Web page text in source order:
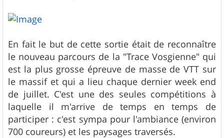
En fait le but de cette sortie était de reconnaître
le nouveau parcours de la "Trace Vosgienne" qui
est la plus grosse épreuve de masse de VTT sur
le massif et qui a lieu chaque dernier week end
de juillet. C'est une des seules compétitions à
laquelle il m'arrive de temps en temps de
participer : c'est sympa pour l'ambiance (environ
700 coureurs) et les paysages traversés.